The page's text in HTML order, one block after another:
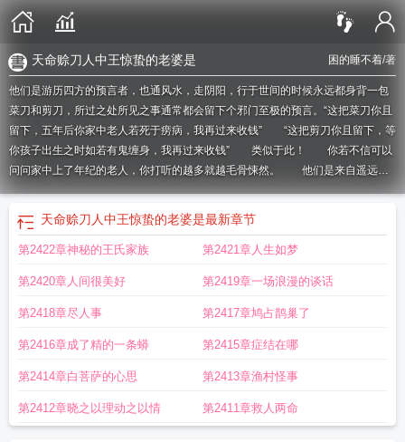
困的睡不着/著
天命赊刀人中王惊蛰的老婆是
他们是游历四方的预言者，也通风水，走阴阳，行于世间的时候永远都身背一包
菜刀和剪刀，所过之处所见之事通常都会留下个邪门至极的预言。“这把菜刀你且
留下，五年后你家中老人若死于痨病，我再过来收钱” “这把剪刀你且留下，等
你孩子出生之时如若有鬼缠身，我再过来收钱” 类似于此！ 你若不信可以
问问家中上了年纪的老人，你打听的越多就越毛骨悚然。 他们是来自遥远道
门的传承。天命赊刀人王惊蛰跟小草结婚天命赊刀人王惊蛰大婚是哪一章天命
赊刀人王惊蛰和唐大
天命赊刀人王惊蛰在小学旁边是多少集
实力
天命赊刀人王惊蛰改命成功是第几集
蛰爸叫什么天命赊刀人王惊蛰结婚在第几章天命赊刀人王惊蛰对小草说的话
王惊蛰有几个红颜天命赊刀人王惊蛰笔趣阁免费阅读天命赊刀人王惊蛰和小草
大婚天命赊刀人王惊蛰全文免费 天命赊刀人王惊蛰什么时候逆天改命
最新章节天命赊刀人王惊蛰语录 天命赊刀人王惊蛰大婚天命赊刀人王惊蛰跟小
草结婚是哪集天命赊刀人王惊蛰茅小草结婚天命赊刀人王惊蛰恢复记忆是哪一
谁在一起了天命赊刀人王惊蛰借命以后是怎么了天命赊刀人王惊蛰茅小草结婚
是哪一章天命赊刀人中王惊蛰的老婆是天命赊刀人怎么换主角了天命赊刀人王
天命赊刀人中王惊蛰的老婆是最新章节
第2422章神秘的王氏家族 第2421章人生如梦
第2420章人间很美好 第2419章一场浪漫的谈话
第2418章尽人事 第2417章鸠占鹊巢了
第2416章成了精的一条蟒 第2415章症结在哪
第2414章白菩萨的心思 第2413章渔村怪事
第2412章晓之以理动之以情 第2411章救人两命